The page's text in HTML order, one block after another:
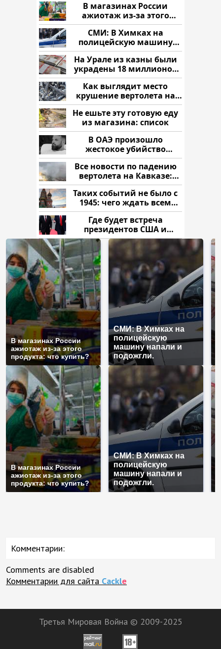
В магазинах России
ажиотаж из-за этого
продукта: что купить?
СМИ: В Химках на
полицейскую машину
напали и подожгли.
На Урале из казны были
украдены 18 миллионов
рублей
Как выглядит место
крушение вертолета на
Кавказе: смотреть
Не ешьте эту готовую еду
из магазина: список
В ОАЭ произошло
жестокое убийство
криптомиллионера
Все новости по падению
вертолета на Кавказе:
читать здесь
Таких событий не было с
1945: чего ждать всем
нам?
Где будет встреча
президентов США и
России: Европа?
В магазинах России
ажиотаж из-за этого
продукта: что купить?
СМИ: В Химках на
полицейскую
машину напали и
подожгли.
В магазинах России
ажиотаж из-за этого
продукта: что купить?
СМИ: В Химках на
полицейскую
машину напали и
подожгли.
Комментарии:
Comments are disabled
Комментарии для сайта Cackle
Третья Мировая Война © 2009-2025